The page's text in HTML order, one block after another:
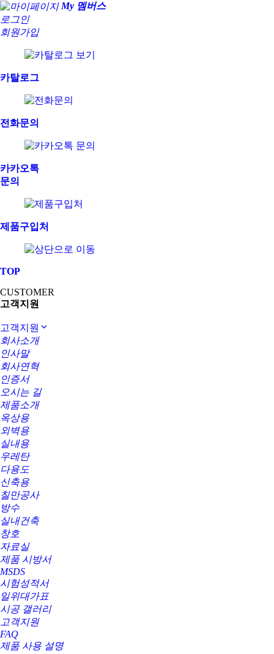
My 멤버스
로그인
회원가입
카탈로그
전화문의
카카오톡
문의
제품구입처
TOP
CUSTOMER
고객지원
고객지원
회사소개
인사말
회사연혁
인증서
오시는 길
제품소개
옥상용
외벽용
실내용
우레탄
다용도
신축용
칠만공사
방수
실내건축
창호
자료실
제품 시방서
MSDS
시험성적서
일위대가표
시공 갤러리
고객지원
FAQ
제품 사용 설명